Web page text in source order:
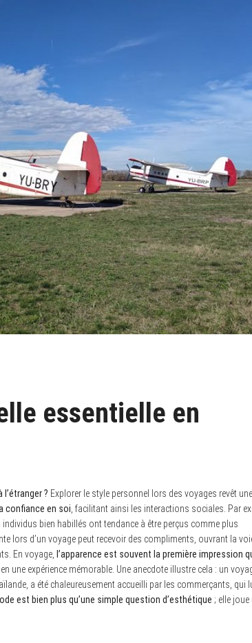
essentielle en
? Explorer le style personnel lors des voyages revêt une
confiance en soi , facilitant ainsi les interactions sociales. Par
individus bien habillés ont tendance à être perçus comme plus
lors d’un voyage peut recevoir des compliments, ouvrant la
En voyage, l’apparence est souvent la première impression
une expérience mémorable. Une anecdote illustre cela : un
a été chaleureusement accueilli par les commerçants, qui
est bien plus qu’une simple question d’esthétique ; elle